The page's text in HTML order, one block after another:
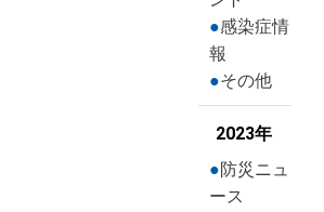
感染症情
報
その他
2023年
防災ニュ
ース